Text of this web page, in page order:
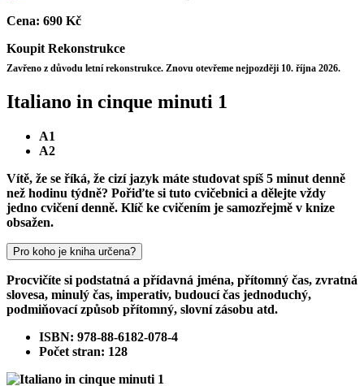
Cena: 690 Kč
KoupitRekonstrukce
Zavřeno z důvodu letní rekonstrukce. Znovu otevřeme nejpozději 10. října 2026.
Italiano in cinque minuti 1
A1
A2
Vítě, že se říká, že cizí jazyk máte studovat spíš 5 minut denně
než hodinu týdně? Pořiďte si tuto cvičebnici a dělejte vždy
jedno cvičení denně. Klíč ke cvičením je samozřejmě v knize
obsažen.
Pro koho je kniha určena?
Procvičíte si podstatná a přídavná jména, přítomný čas, zvratná
slovesa, minulý čas, imperativ, budoucí čas jednoduchý,
podmiňovací způsob přítomný, slovní zásobu atd.
ISBN: 978-88-6182-078-4
Počet stran: 128